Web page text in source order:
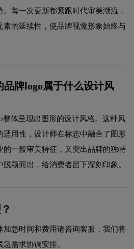
每一次更新都紧跟时代审美潮流，
素的延续性，使品牌视觉形象始终与
品牌logo属于什么设计风
整体呈现出图形的设计风格。这种风
适用性，设计师在标志中融合了图形
的一般审美特征，又突出品牌的独特
颖而出，给消费者留下深刻印象。
加急时间和费用请咨询客服，我们将
需求协调安排。